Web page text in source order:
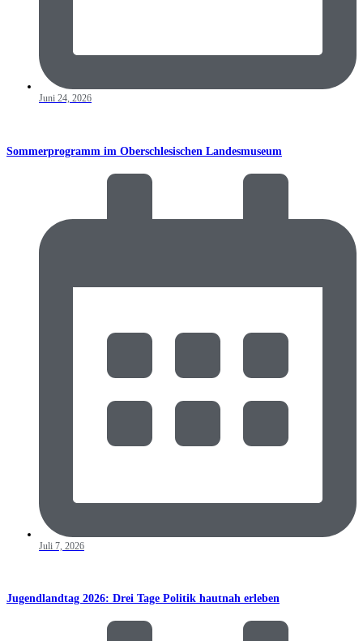
Juni 24, 2026
Sommerprogramm im Oberschlesischen Landesmuseum
Juli 7, 2026
Jugendlandtag 2026: Drei Tage Politik hautnah erleben